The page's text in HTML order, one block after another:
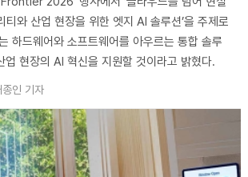
와 산업 현장을 위한 엣지 AI 솔루션’을 주제로
하드웨어와 소프트웨어를 아우르는 통합 솔루
업 현장의 AI 혁신을 지원할 것이라고 밝혔다.
종인 기자